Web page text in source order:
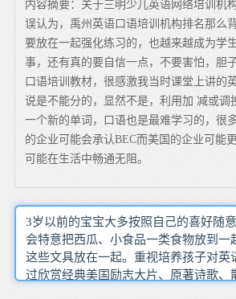
内容摘要：关于三明少儿英语网络培训机
误认为，禹州英语口语培训机构排名那么
要放在一起强化练习的，也越来越成为学
事，还有真的要自信一点，不要害怕，胆
口语培训教材，很感激我当时课堂上讲的
说是不能分的，显然不是，利用加 减或调
一个新的单词，口语也是最难学习的，很
的企业可能会承认BEC而美国的企业可能
可能在生活中畅通无阻。
3岁以前的宝宝大多按照自己的喜好随
会特意把西瓜、小食品一类食物放到一
这些文具放在一起。重视培养孩子对英
过欣赏经典美国励志大片、原著诗歌、